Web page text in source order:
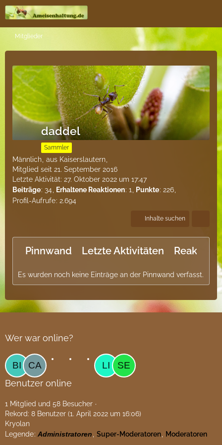
Mitglieder
daddel
Sammler
Männlich aus Kaiserslautern
Mitglied seit 21. September 2016
Letzte Aktivität: 27. Oktober 2022 um 17:47
Beiträge 34 Erhaltene Reaktionen 1 Punkte 226
Profil-Aufrufe 2.694
Inhalte suchen
Pinnwand Letzte Aktivitäten
Es wurden noch keine Einträge an der Pinnwand verfasst.
Wer war online?
Benutzer online
1 Mitglied und 58 Besucher
Rekord: 8 Benutzer (1. April 2022 um 16:06)
Kryolan
Legende Administratoren Super-Moderatoren Moderatoren